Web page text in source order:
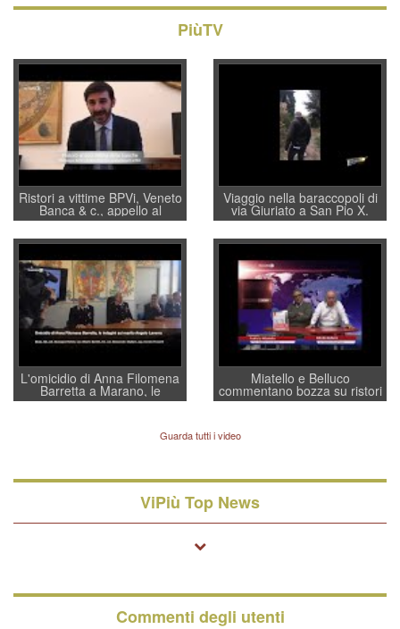
PiùTV
Ristori a vittime BPVi, Veneto
Banca & c., appello al
sottosegretario Alessio
Villarosa: per mettere ordine
convochi con Di Maio CNCU
a supporto della cabina di
regia al Mef
Viaggio nella baraccopoli di
via Giuriato a San Pio X.
Vicenza ai Vicentini: “faremo
un regalo di Natale ai
residenti”
L'omicidio di Anna Filomena
Barretta a Marano, le
indagini dei carabinieri di
quelle di... Barbara D'Urso
Miatello e Belluco
commentano bozza su ristori
BPVi e Veneto Banca
Guarda tutti i video
ViPiù Top News
Commenti degli utenti